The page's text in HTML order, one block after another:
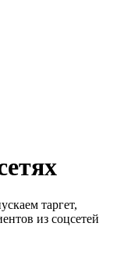
таргет,
из соцсетей